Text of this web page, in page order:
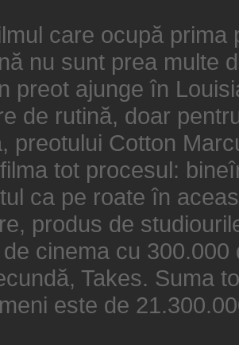
care ocupă
nu sunt prea multe
preot ajunge în
de rutină, doar
preotului Cotton
tot procesul:
ca pe roate în
produs de
cinema cu
Takes. Suma
este de